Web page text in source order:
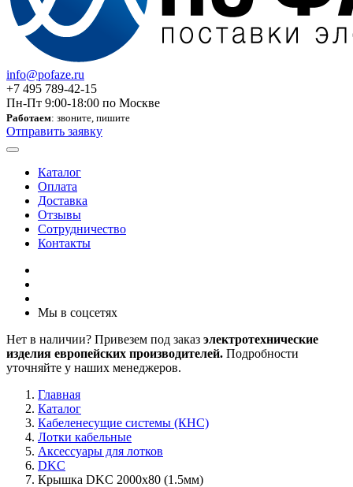
info@pofaze.ru
+7 495 789-42-15
Пн-Пт 9:00-18:00 по Москве
Работаем: звоните, пишите
Отправить заявку
Каталог
Оплата
Доставка
Отзывы
Сотрудничество
Контакты
Мы в соцсетях
Нет в наличии? Привезем под заказ электротехнические
изделия европейских производителей. Подробности
уточняйте у наших менеджеров.
Главная
Каталог
Кабеленесущие системы (КНС)
Лотки кабельные
Аксессуары для лотков
DKC
Крышка DKC 2000х80 (1.5мм)